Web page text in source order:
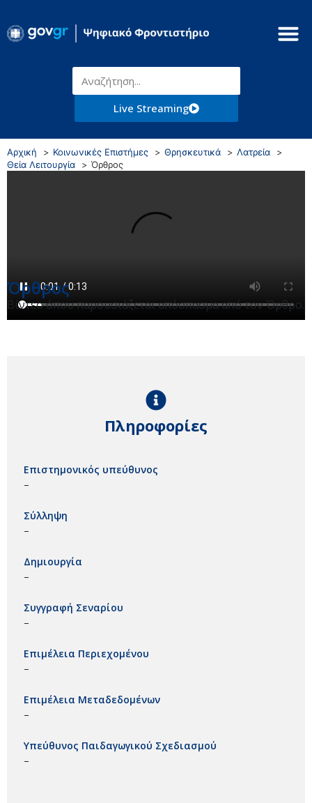
Live Streaming
Αρχική Κοινωνικές Επιστήμες Θρησκευτικά
Λατρεία
Θεία Λειτουργία
Όρθρος
Όρθρος
Βίντεο όπου παρουσιάζεται απόσπασμα από τον Όρθρο.
Πληροφορίες
Επιστημονικός υπεύθυνος
–
Σύλληψη
–
Δημιουργία
–
Συγγραφή Σεναρίου
–
Επιμέλεια Περιεχομένου
–
Επιμέλεια Μεταδεδομένων
–
Υπεύθυνος Παιδαγωγικού Σχεδιασμού
–